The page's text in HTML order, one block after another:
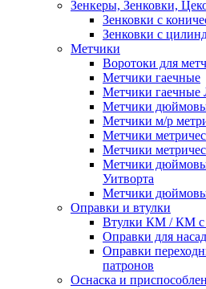
Зенкеры, Зенковки,
Зенковки с
Зенковки с
Метчики
Воротоки для
Метчики гаечные
Метчики
Метчики
Метчики м/р
Метчики
Метчики
Метчики
Уитворта
Метчики
Оправки и втулки
Втулки КМ / КМ с
Оправки для
Оправки
патронов
Оснаска и